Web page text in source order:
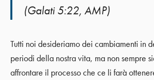
(Galati 5:22, AMP)
Tutti noi desideriamo dei cambiamenti in
periodi della nostra vita, ma non sempre
affrontare il processo che ce li farà